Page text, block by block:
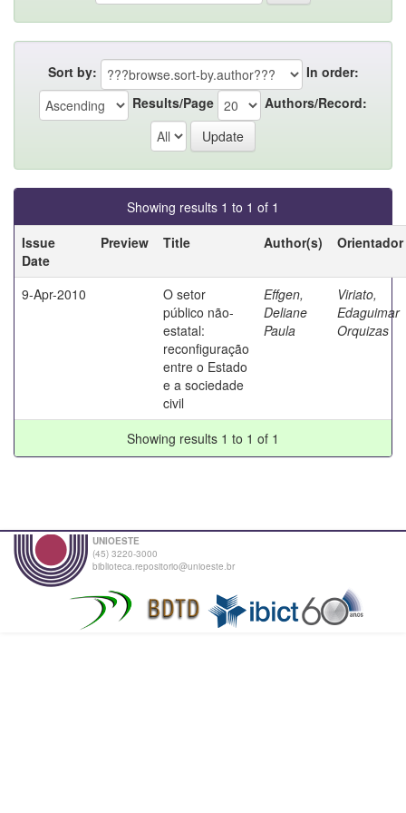
Sort by:
In order:
Results/Page
Authors/Record:
Showing results 1 to 1 of 1
Issue
Date
Preview Title Author(s) Orientador
9-Apr-2010
O setor
público não-
estatal:
reconfiguração
entre o Estado
e a sociedade
civil
Effgen,
Deliane
Paula
Viriato,
Edaguimar
Orquizas
Showing results 1 to 1 of 1
UNIOESTE
(45) 3220-3000
biblioteca.repositorio@unioeste.br